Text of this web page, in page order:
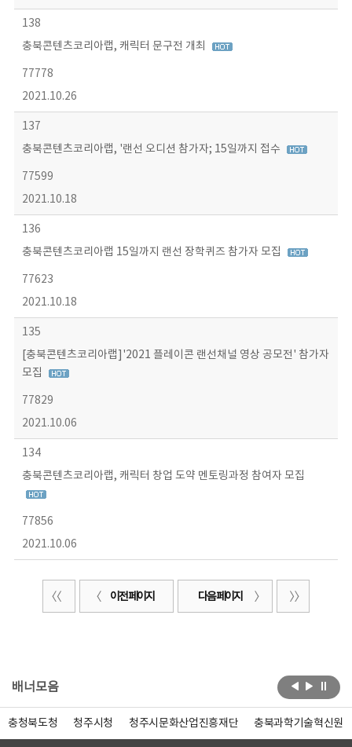
138
충북콘텐츠코리아랩, 캐릭터 문구전 개최
77778
2021.10.26
137
충북콘텐츠코리아랩, '랜선 오디션 참가자; 15일까지 접수
77599
2021.10.18
136
충북콘텐츠코리아랩 15일까지 랜선 장학퀴즈 참가자 모집
77623
2021.10.18
135
[충북콘텐츠코리아랩]'2021 플레이콘 랜선채널 영상 공모전' 참가자
모집
77829
2021.10.06
134
충북콘텐츠코리아랩, 캐릭터 창업 도약 멘토링과정 참여자 모집
77856
2021.10.06
이전 페이지 다음 페이지
배너모음
충청북도청 청주시청 청주시문화산업진흥재단 충북과학기술혁신원